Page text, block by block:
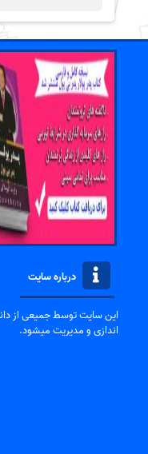
درباره سایت
این سایت توسط جمیعی از
اندازی و مدیریت میشود.